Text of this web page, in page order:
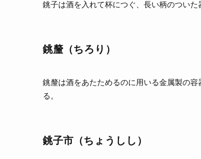
銚子は酒を入れて杯につぐ、長い柄のついた
銚釐（ちろり）
銚釐は酒をあたためるのに用いる金属製の
る。
銚子市（ちょうしし）